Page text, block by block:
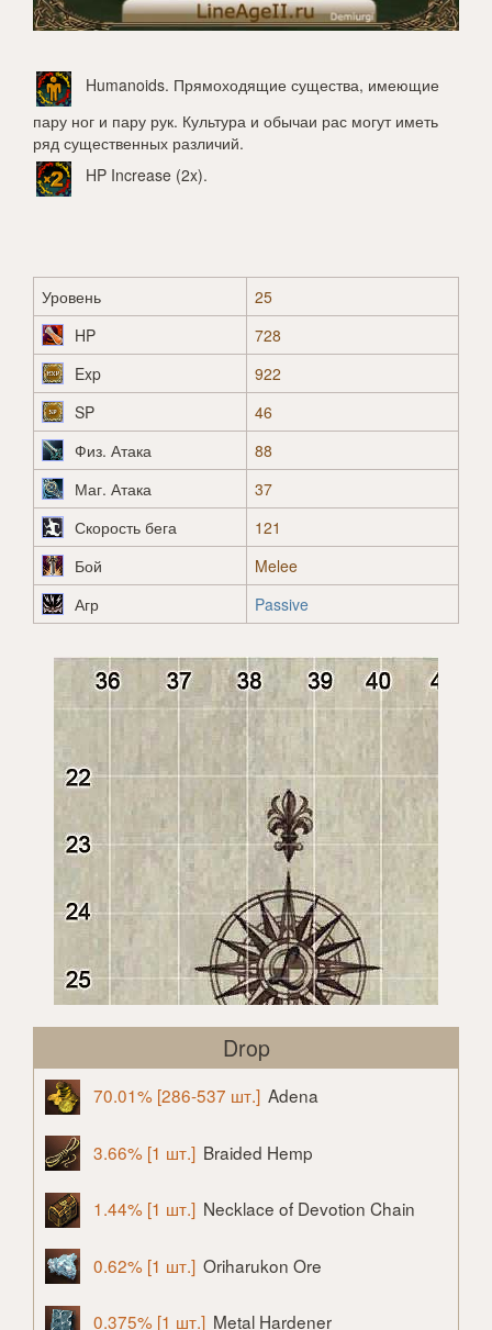
Humanoids. Прямоходящие существа, имеющие
пару ног и пару рук. Культура и обычаи рас могут иметь
ряд существенных различий.
HP Increase (2x).
Уровень
25
HP
728
Exp
922
SP
46
Физ. Атака
88
Маг. Атака
37
Скорость бега
121
Бой
Melee
Агр
Passive
Drop
70.01% [286-537 шт.] Adena
3.66% [1 шт.] Braided Hemp
1.44% [1 шт.] Necklace of Devotion Chain
0.62% [1 шт.] Oriharukon Ore
0.375% [1 шт.] Metal Hardener